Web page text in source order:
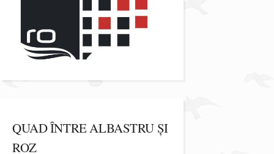
QUAD ÎNTRE ALBASTRU ȘI
ROZ